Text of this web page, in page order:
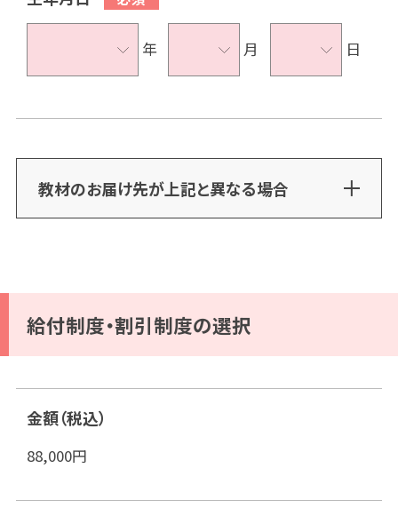
年 月 日
教材のお届け先が上記と異なる場合
給付制度・割引制度の選択
金額（税込）
88,000円